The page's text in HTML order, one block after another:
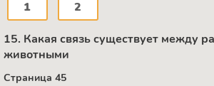
1 2
15. Какая связь существует между
животными
Страница 45